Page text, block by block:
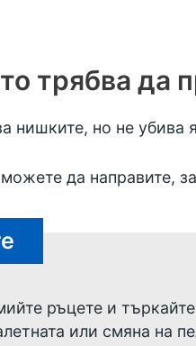
трябва да
нишките, но не убива
да направите,
ръцете и
или смяна на